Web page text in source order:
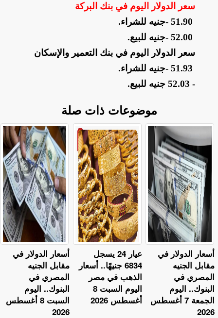
سعر الدولار اليوم في بنك البركة
- 51.90جنيه للشراء.
- 52.00جنيه للبيع.
سعر الدولار اليوم في بنك التعمير والإسكان
- 51.93جنيه للشراء.
- 52.03 جنيه للبيع.
موضوعات ذات صلة
أسعار الدولار في
مقابل الجنيه
المصري في
البنوك.. اليوم
السبت 8 أغسطس
2026
عيار 24 يسجل
6834 جنيهًا.. أسعار
الذهب في مصر
اليوم السبت 8
أغسطس 2026
أسعار الدولار في
مقابل الجنيه
المصري في
البنوك.. اليوم
الجمعة 7 أغسطس
2026